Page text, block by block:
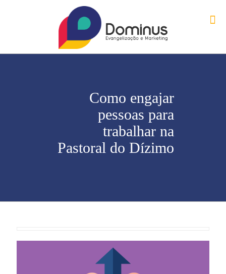
Como engajar
pessoas para
trabalhar na
Pastoral do Dízimo